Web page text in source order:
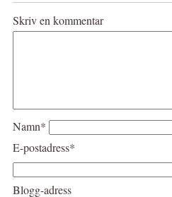
Skriv en kommentar
Namn*
E-postadress*
Blogg-adress